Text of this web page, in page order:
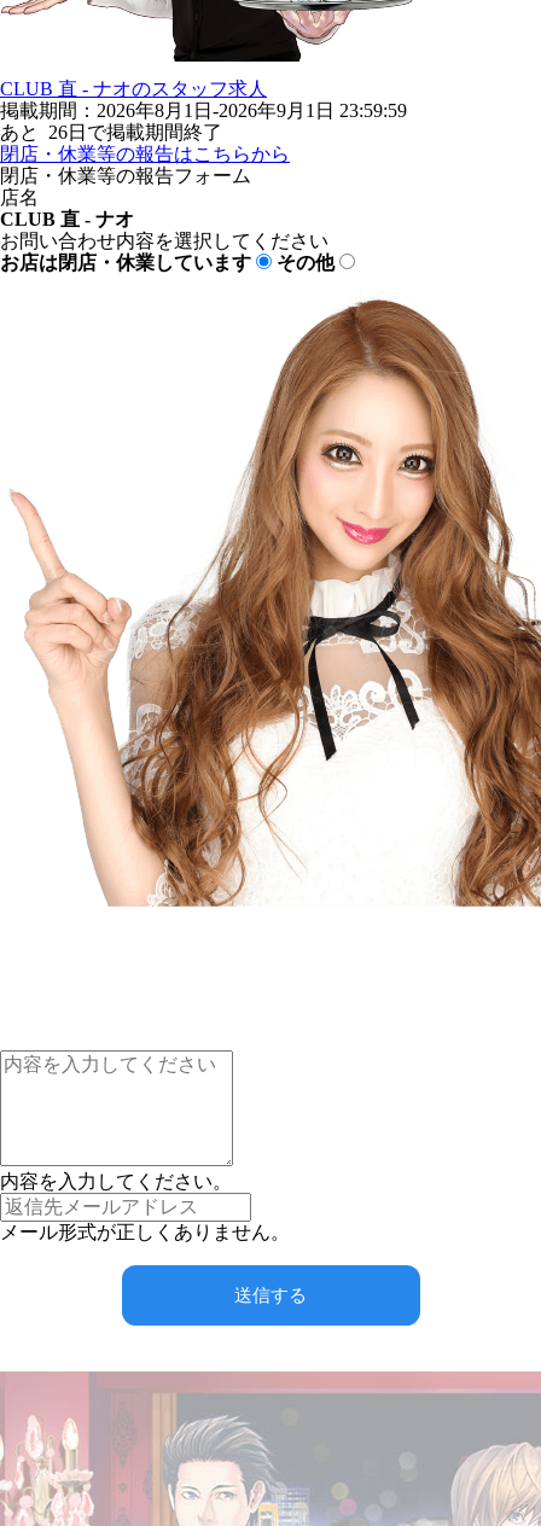
CLUB 直 - ナオのスタッフ求人
掲載期間：2026年8月1日-2026年9月1日 23:59:59
あと 26日で掲載期間終了
閉店・休業等の報告はこちらから
閉店・休業等の報告フォーム
店名
CLUB 直 - ナオ
お問い合わせ内容を選択してください
お店は閉店・休業しています
その他
内容を入力してください。
メール形式が正しくありません。
送信する